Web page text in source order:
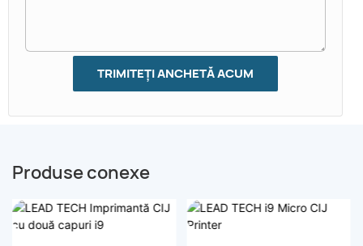
TRIMITEȚI ANCHETĂ ACUM
Produse conexe